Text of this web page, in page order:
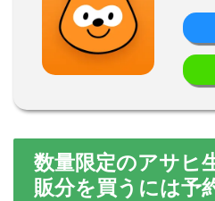
数量限定のアサヒ
販分を買うには予